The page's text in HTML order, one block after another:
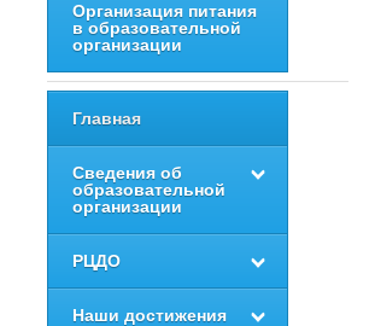
Организация питания
в образовательной
организации
Главная
Сведения об
образовательной
организации
РЦДО
Наши достижения